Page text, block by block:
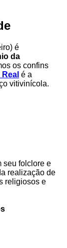
é
da
os confins
é a
vitivinícola.
seu folclore e
realização de
religiosos e